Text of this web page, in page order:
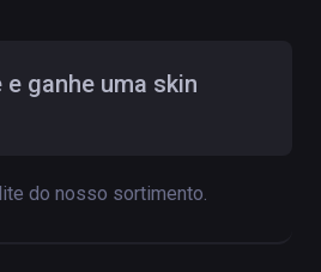
ganhe uma skin
do nosso sortimento.